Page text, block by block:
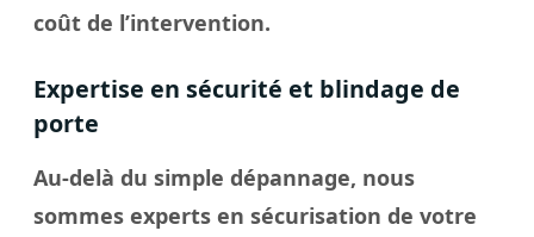
coût de l’intervention.
Expertise en sécurité et blindage de
porte
Au-delà du simple dépannage, nous
sommes experts en sécurisation de votre